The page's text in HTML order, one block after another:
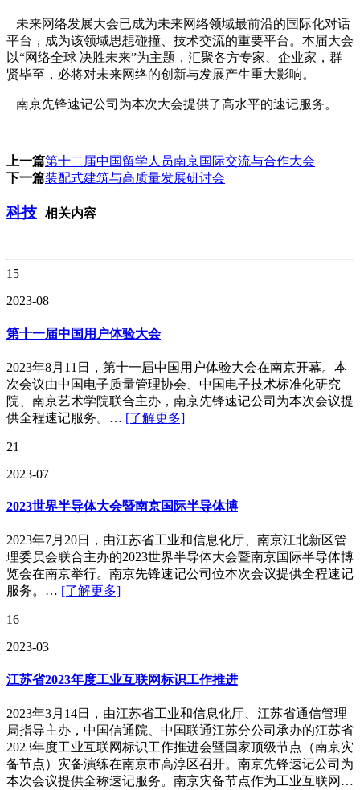
未来网络发展大会已成为未来网络领域最前沿的国际化对话
平台，成为该领域思想碰撞、技术交流的重要平台。本届大会
以“网络全球 决胜未来”为主题，汇聚各方专家、企业家，群
贤毕至，必将对未来网络的创新与发展产生重大影响。
南京先锋速记公司为本次大会提供了高水平的速记服务。
上一篇第十二届中国留学人员南京国际交流与合作大会
下一篇装配式建筑与高质量发展研讨会
科技 相关内容
——
15
2023-08
第十一届中国用户体验大会
2023年8月11日，第十一届中国用户体验大会在南京开幕。本
次会议由中国电子质量管理协会、中国电子技术标准化研究
院、南京艺术学院联合主办，南京先锋速记公司为本次会议提
供全程速记服务。… [了解更多]
21
2023-07
2023世界半导体大会暨南京国际半导体博
2023年7月20日，由江苏省工业和信息化厅、南京江北新区管
理委员会联合主办的2023世界半导体大会暨南京国际半导体博
览会在南京举行。南京先锋速记公司位本次会议提供全程速记
服务。… [了解更多]
16
2023-03
江苏省2023年度工业互联网标识工作推进
2023年3月14日，由江苏省工业和信息化厅、江苏省通信管理
局指导主办，中国信通院、中国联通江苏分公司承办的江苏省
2023年度工业互联网标识工作推进会暨国家顶级节点（南京灾
备节点）灾备演练在南京市高淳区召开。南京先锋速记公司为
本次会议提供全称速记服务。南京灾备节点作为工业互联网…